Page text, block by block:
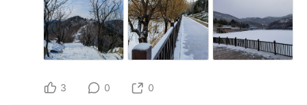
3 0 0